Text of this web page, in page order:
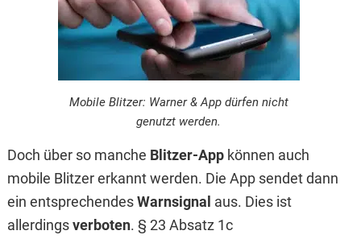
Mobile Blitzer: Warner & App dürfen nicht
genutzt werden.
Doch über so manche Blitzer-Appkönnen auch
mobile Blitzer erkannt werden. Die App sendet dann
ein entsprechendesWarnsignal aus. Dies ist
allerdingsverboten. § 23 Absatz 1c